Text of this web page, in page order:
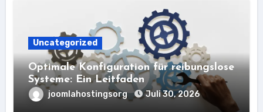
Uncategorized
Optimale Konfiguration für reibungslose
Systeme: Ein Leitfaden
joomlahostingsorg Juli 30, 2026